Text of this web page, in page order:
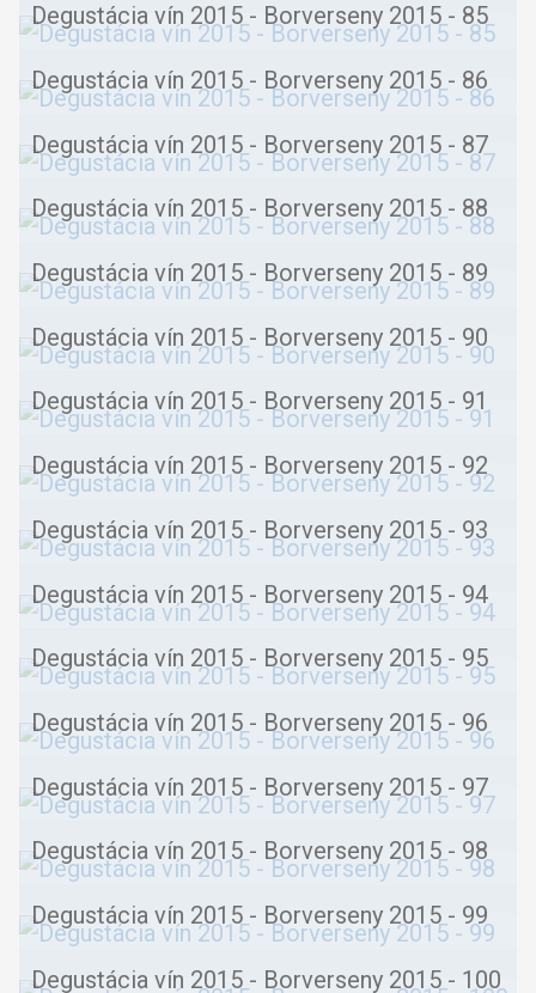
Degustácia vín 2015 - Borverseny 2015 - 85
Degustácia vín 2015 - Borverseny 2015 - 86
Degustácia vín 2015 - Borverseny 2015 - 87
Degustácia vín 2015 - Borverseny 2015 - 88
Degustácia vín 2015 - Borverseny 2015 - 89
Degustácia vín 2015 - Borverseny 2015 - 90
Degustácia vín 2015 - Borverseny 2015 - 91
Degustácia vín 2015 - Borverseny 2015 - 92
Degustácia vín 2015 - Borverseny 2015 - 93
Degustácia vín 2015 - Borverseny 2015 - 94
Degustácia vín 2015 - Borverseny 2015 - 95
Degustácia vín 2015 - Borverseny 2015 - 96
Degustácia vín 2015 - Borverseny 2015 - 97
Degustácia vín 2015 - Borverseny 2015 - 98
Degustácia vín 2015 - Borverseny 2015 - 99
Degustácia vín 2015 - Borverseny 2015 - 100